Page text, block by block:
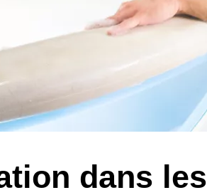
dans les